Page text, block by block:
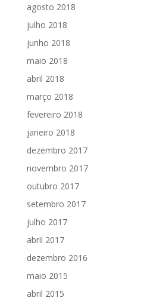
agosto 2018
julho 2018
junho 2018
maio 2018
abril 2018
março 2018
fevereiro 2018
janeiro 2018
dezembro 2017
novembro 2017
outubro 2017
setembro 2017
julho 2017
abril 2017
dezembro 2016
maio 2015
abril 2015